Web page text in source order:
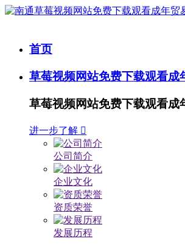
首页
草莓视频网站免费下载观看成
草莓视频网站免费下载观看成
进一步了解 
公司简介
企业文化
资质荣誉
发展历程